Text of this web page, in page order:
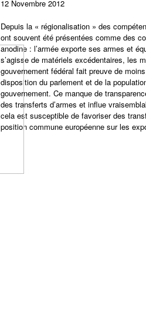
12 Novembre 2012
Depuis la « régionalisation » des
ont souvent été présentées comme des
anodine : l’armée exporte ses armes et
s’agisse de matériels excédentaires, les
gouvernement fédéral fait preuve de
disposition du parlement et de la
gouvernement. Ce manque de
des transferts d’armes et influe
cela est susceptible de favoriser des
position commune européenne sur les